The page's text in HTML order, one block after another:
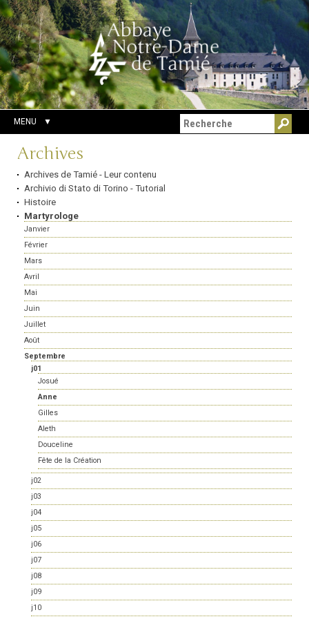
Aller
au
contenu.
|
Aller
à
la
navigation
Outils
personnels
Chercher par
Recherche
avancée…
MENU
Navigation
Archives
Archives de Tamié - Leur contenu
Archivio di Stato di Torino - Tutorial
Histoire
Martyrologe
Janvier
Février
Mars
Avril
Mai
Juin
Juillet
Août
Septembre
j01
Josué
Anne
Gilles
Aleth
Douceline
Fête de la Création
j02
j03
j04
j05
j06
j07
j08
j09
j10